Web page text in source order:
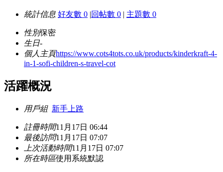
統計信息 好友數 0 |回帖數 0 | 主題數 0
性別保密
生日-
個人主頁https://www.cots4tots.co.uk/products/kinderkraft-4-
in-1-sofi-children-s-travel-cot
活躍概況
用戶組 新手上路
註冊時間11月17日 06:44
最後訪問11月17日 07:07
上次活動時間11月17日 07:07
所在時區使用系統默認